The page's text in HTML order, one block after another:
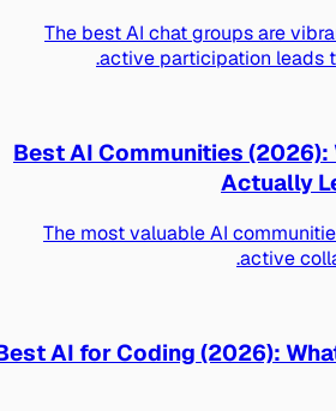
The best AI chat groups are
active participation leads
Best AI Communities
Actually
The most valuable AI
active
Best AI for Coding (2026):